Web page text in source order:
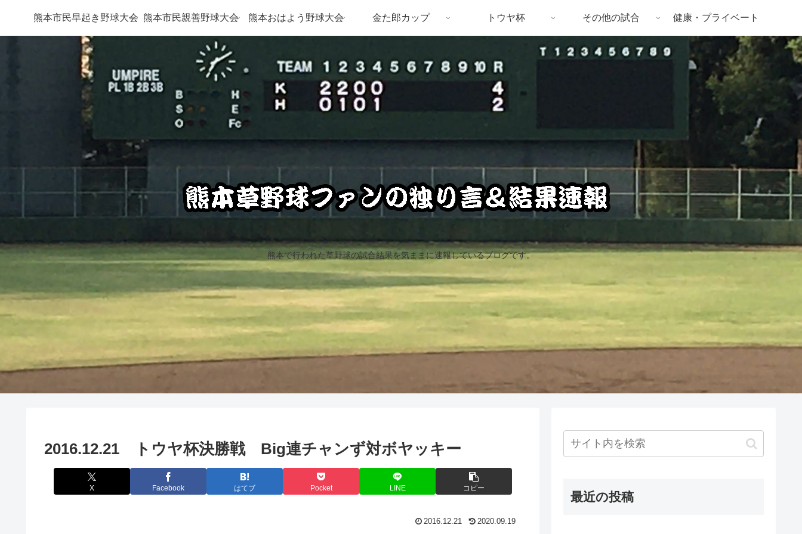
熊本で行われた草野球の試合結果を気ままに速報しているブログです。
熊本市民早起き野球大会 熊本市民親善野球大会 熊本おはよう野球大会 金た郎カップ トウヤ杯 その他の試合 健康・プライベート
2016.12.21 トウヤ杯決勝戦 Big連チャンず対ボヤッキー
X Facebook はてブ Pocket LINE コピー
2016.12.21 2020.09.19
最近の投稿